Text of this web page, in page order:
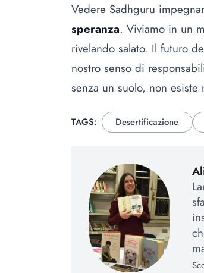
Vedere Sadhguru
speranza. Viviamo in un
rivelando salato. Il futuro
nostro senso di
senza un suolo, non esiste
TAGS: Desertificazione